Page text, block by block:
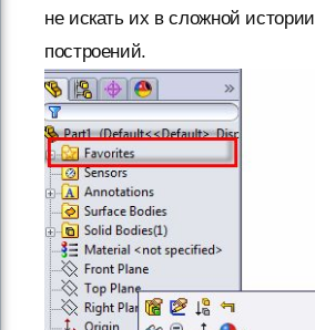
не искать их в сложной истории
построений.